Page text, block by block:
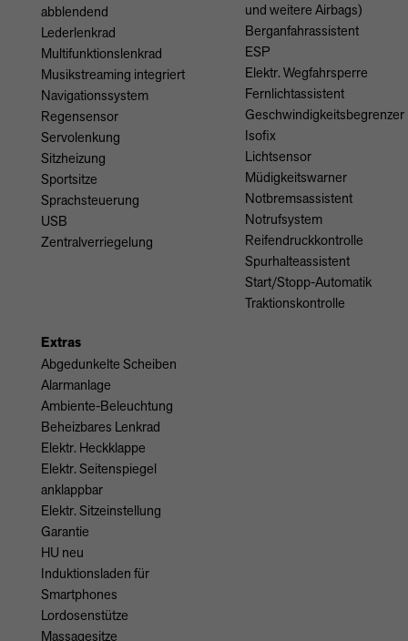
abblendend
Lederlenkrad
Multifunktionslenkrad
Musikstreaming integriert
Navigationssystem
Regensensor
Servolenkung
Sitzheizung
Sportsitze
Sprachsteuerung
USB
Zentralverriegelung
und weitere Airbags)
Berganfahrassistent
ESP
Elektr. Wegfahrsperre
Fernlichtassistent
Geschwindigkeitsbegrenzer
Isofix
Lichtsensor
Müdigkeitswarner
Notbremsassistent
Notrufsystem
Reifendruckkontrolle
Spurhalteassistent
Start/Stopp-Automatik
Traktionskontrolle
Extras
Abgedunkelte Scheiben
Alarmanlage
Ambiente-Beleuchtung
Beheizbares Lenkrad
Elektr. Heckklappe
Elektr. Seitenspiegel
anklappbar
Elektr. Sitzeinstellung
Garantie
HU neu
Induktionsladen für
Smartphones
Lordosenstütze
Massagesitze